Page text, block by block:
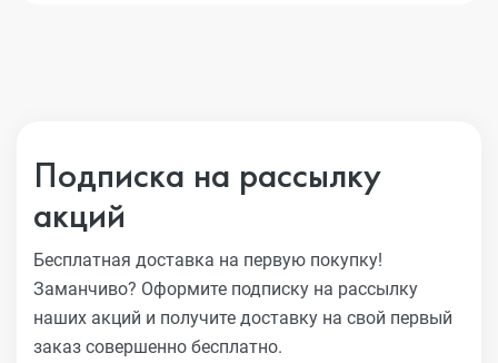
Подписка на рассылку
акций
Бесплатная доставка на первую покупку!
Заманчиво? Оформите подписку на рассылку
наших акций и получите доставку на свой первый
заказ совершенно бесплатно.